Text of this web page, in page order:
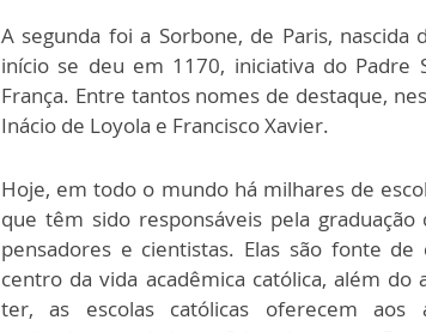
A segunda foi a Sorbone, de Paris,
início se deu em 1170, iniciativa do Padre
França. Entre tantos nomes de destaque,
Inácio de Loyola e Francisco Xavier.
Hoje, em todo o mundo há milhares de
que têm sido responsáveis pela
pensadores e cientistas. Elas são fonte
centro da vida acadêmica católica, além
ter, as escolas católicas oferecem